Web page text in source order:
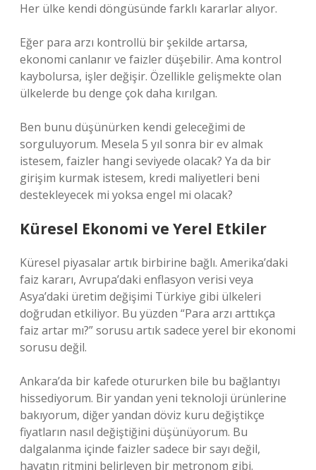
Her ülke kendi döngüsünde farklı kararlar alıyor.
Eğer para arzı kontrollü bir şekilde artarsa,
ekonomi canlanır ve faizler düşebilir. Ama kontrol
kaybolursa, işler değişir. Özellikle gelişmekte olan
ülkelerde bu denge çok daha kırılgan.
Ben bunu düşünürken kendi geleceğimi de
sorguluyorum. Mesela 5 yıl sonra bir ev almak
istesem, faizler hangi seviyede olacak? Ya da bir
girişim kurmak istesem, kredi maliyetleri beni
destekleyecek mi yoksa engel mi olacak?
Küresel Ekonomi ve Yerel Etkiler
Küresel piyasalar artık birbirine bağlı. Amerika’daki
faiz kararı, Avrupa’daki enflasyon verisi veya
Asya’daki üretim değişimi Türkiye gibi ülkeleri
doğrudan etkiliyor. Bu yüzden “Para arzı arttıkça
faiz artar mı?” sorusu artık sadece yerel bir ekonomi
sorusu değil.
Ankara’da bir kafede otururken bile bu bağlantıyı
hissediyorum. Bir yandan yeni teknoloji ürünlerine
bakıyorum, diğer yandan döviz kuru değiştikçe
fiyatların nasıl değiştiğini düşünüyorum. Bu
dalgalanma içinde faizler sadece bir sayı değil,
hayatın ritmini belirleyen bir metronom gibi.